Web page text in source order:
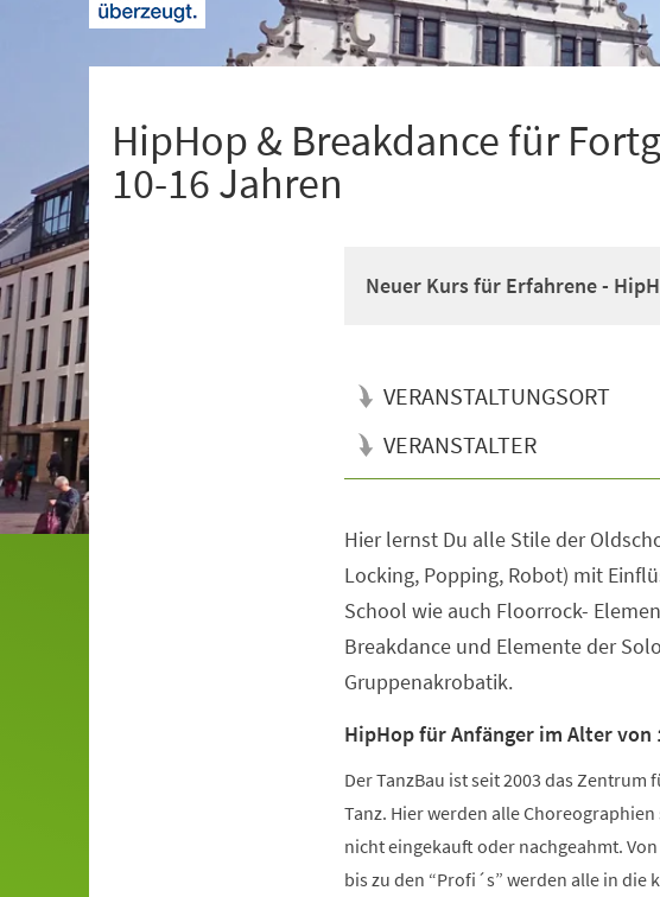
HipHop & Breakdance für
10-16 Jahren
Neuer Kurs für Erfahrene -
VERANSTALTUNGSORT
VERANSTALTER
Hier lernst Du alle Stile der
Locking, Popping, Robot) mit
School wie auch Floorrock-
Breakdance und Elemente der
Gruppenakrobatik.
HipHop für Anfänger im Alter von
Der TanzBau ist seit 2003 das Zentrum
Tanz. Hier werden alle
nicht eingekauft oder nachgeahmt.
bis zu den “Profi´s” werden alle in die